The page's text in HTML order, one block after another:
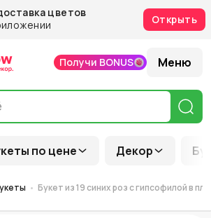
цветов
Открыть
по цене Декор
Получи BONUS Меню
Букет из 19 синих роз с гипсофилой в